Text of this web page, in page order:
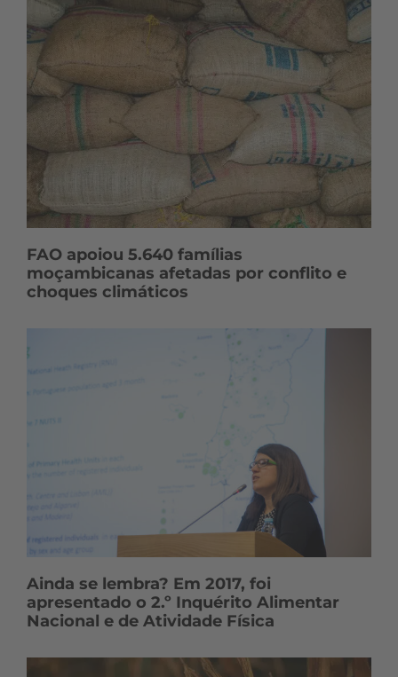
FAO apoiou 5.640 famílias
moçambicanas afetadas por conflito e
choques climáticos
Ainda se lembra? Em 2017, foi
apresentado o 2.º Inquérito Alimentar
Nacional e de Atividade Física